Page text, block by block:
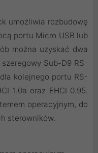
umożliwia rozbudowę
portu Micro USB lub
można uzyskać dwa
Sub-D9 RS-
kolejnego portu RS-
1.0a oraz EHCI 0.95.
operacyjnym, do
sterowników.